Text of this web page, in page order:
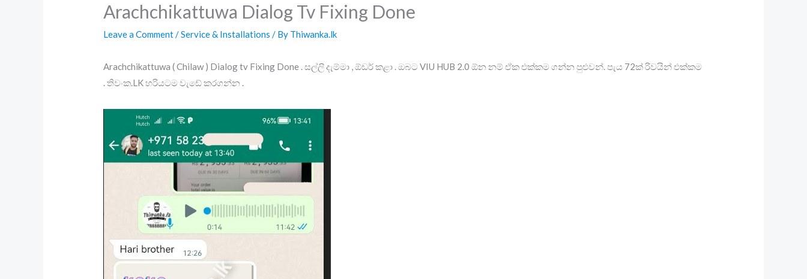
Arachchikattuwa Dialog Tv Fixing Done
Leave a Comment/Service & Installations / By Thiwanka.lk
Arachchikattuwa ( Chilaw ) Dialog tv Fixing Done . සල්ලි දැම්මා , ඕඩර් කළා . ඔබට VIU HUB 2.0 ඕන නම් ඒක එක්කම ගන්න පුළුවන්. පැය 72ක් රිවයින් එක්කම
. තිවංක.LK හරියටම වැඩේ කරගන්න .